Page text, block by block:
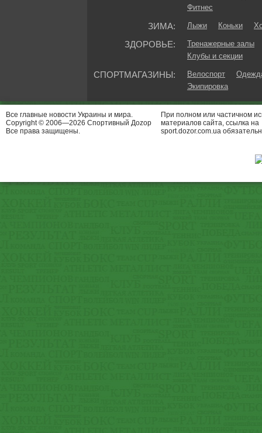
Фитнес
ЗИМА: Лыжи Коньки
ЗДОРОВЬЕ:
Тренажерные залы
Клубы и секции
СПОРТМАГАЗИНЫ: Велоспорт
Экипировка
Все главные новости Украины и мира.
Copyright © 2006—2026 Спортивный Доzор
Все права защищены.
При полном или частичном
материалов сайта, ссылка на
sport.dozor.com.ua